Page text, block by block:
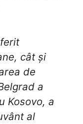
cât și
de
a
Kosovo, a
al